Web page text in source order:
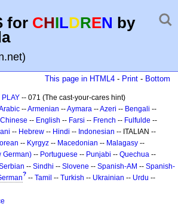
for CHILDREN by
This page in HTML4 - Print - Bottom
PLAY -- 071 (The cast-your-cares hint)
--Armenian --Aymara --Azeri -- Bengali --
Chinese -- English -- Farsi -- French -- Fulfulde --
-- Hebrew -- Hindi -- Indonesian -- ITALIAN --
-- Kyrgyz -- Macedonian -- Malagasy --
German) -- Portuguese -- Punjabi -- Quechua --
-- Sindhi -- Slovene -- Spanish-AM -- Spanish-
? -- Tamil -- Turkish -- Ukrainian -- Urdu --